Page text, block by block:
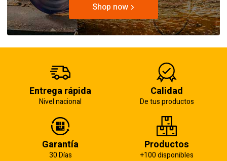
Shop now
Entrega rápida
Nivel nacional
Calidad
De tus productos
Garantía
30 Días
Productos
+100 disponibles